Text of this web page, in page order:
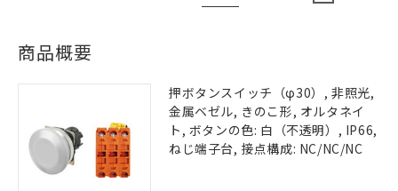
商品概要
押ボタンスイッチ（φ30）, 非照光,
金属ベゼル, きのこ形, オルタネイ
ト, ボタンの色: 白（不透明）, IP66,
ねじ端子台, 接点構成: NC/NC/NC